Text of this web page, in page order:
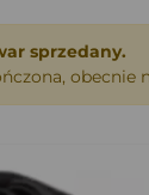
sprzedany.
obecnie